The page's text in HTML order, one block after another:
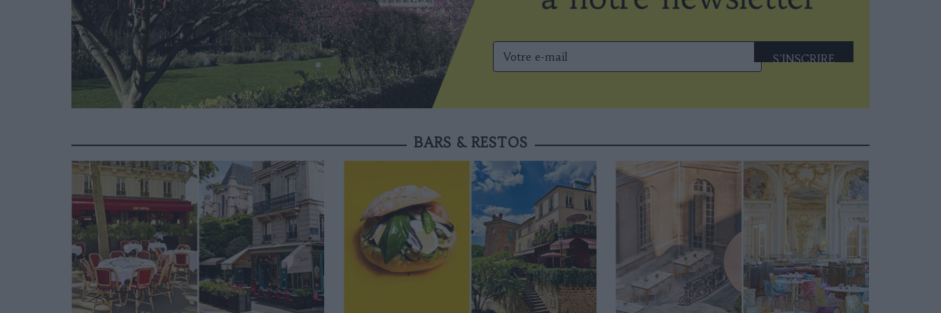
S'INSCRIRE
BARS & RESTOS